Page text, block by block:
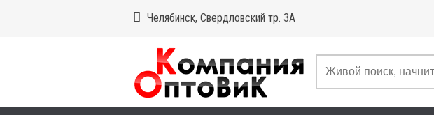
Челябинск, Свердловский тр. 3А